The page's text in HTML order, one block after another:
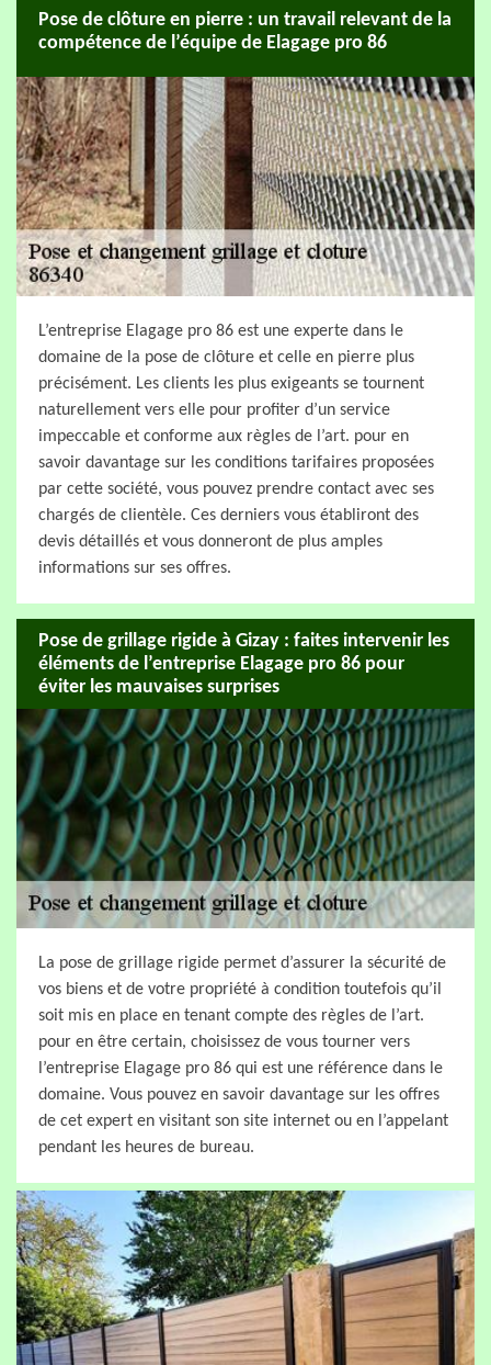
Pose de clôture en pierre : un travail relevant de la
compétence de l’équipe de Elagage pro 86
L’entreprise Elagage pro 86 est une experte dans le
domaine de la pose de clôture et celle en pierre plus
précisément. Les clients les plus exigeants se tournent
naturellement vers elle pour profiter d’un service
impeccable et conforme aux règles de l’art. pour en
savoir davantage sur les conditions tarifaires proposées
par cette société, vous pouvez prendre contact avec ses
chargés de clientèle. Ces derniers vous établiront des
devis détaillés et vous donneront de plus amples
informations sur ses offres.
Pose de grillage rigide à Gizay : faites intervenir les
éléments de l’entreprise Elagage pro 86 pour
éviter les mauvaises surprises
La pose de grillage rigide permet d’assurer la sécurité de
vos biens et de votre propriété à condition toutefois qu’il
soit mis en place en tenant compte des règles de l’art.
pour en être certain, choisissez de vous tourner vers
l’entreprise Elagage pro 86 qui est une référence dans le
domaine. Vous pouvez en savoir davantage sur les offres
de cet expert en visitant son site internet ou en l’appelant
pendant les heures de bureau.